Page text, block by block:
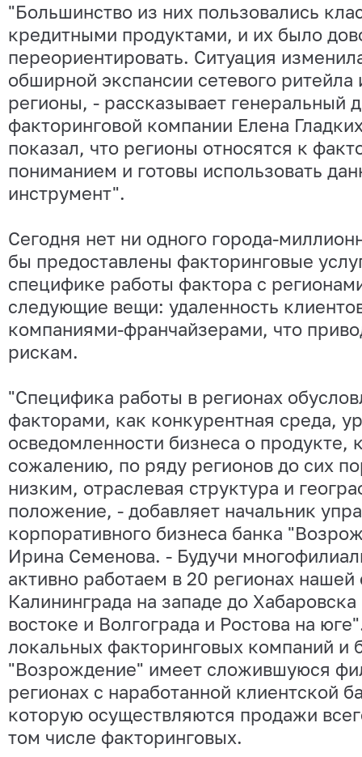
"Большинство из них пользовались
кредитными продуктами, и их было
переориентировать. Ситуация
обширной экспансии сетевого
регионы, - рассказывает генеральный
факторинговой компании Елена
показал, что регионы относятся к
пониманием и готовы использовать
инструмент".
Сегодня нет ни одного города-
бы предоставлены факторинговые
специфике работы фактора с
следующие вещи: удаленность
компаниями-франчайзерами, что
рискам.
"Специфика работы в регионах
факторами, как конкурентная среда,
осведомленности бизнеса о продукте,
сожалению, по ряду регионов до сих
низким, отраслевая структура и
положение, - добавляет начальник
корпоративного бизнеса банка
Ирина Семенова. - Будучи
активно работаем в 20 регионах нашей
Калининграда на западе до
востоке и Волгограда и Ростова на
локальных факторинговых компаний и
"Возрождение" имеет сложившуюся
регионах с наработанной клиентской
которую осуществляются продажи
том числе факторинговых.